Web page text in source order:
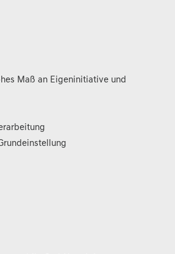
Maß an Eigeninitiative und